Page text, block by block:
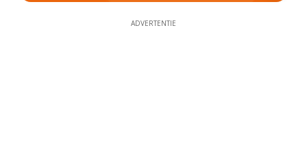
ADVERTENTIE